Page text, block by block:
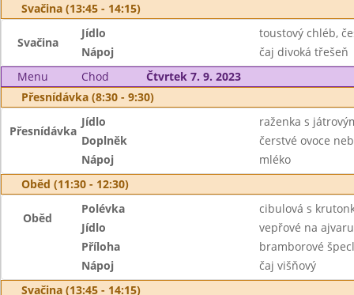
Svačina (13:45 - 14:15)
Svačina
Jídlo
toustový chléb,
Nápoj
čaj divoká třešeň
Menu
Chod
Čtvrtek 7. 9. 2023
Přesnídávka (8:30 - 9:30)
Přesnídávka
Jídlo
raženka s
Doplněk
čerstvé ovoce
Nápoj
mléko
Oběd (11:30 - 12:30)
Oběd
Polévka
cibulová s
Jídlo
vepřové na ajvaru
Příloha
bramborové
Nápoj
čaj višňový
Svačina (13:45 - 14:15)